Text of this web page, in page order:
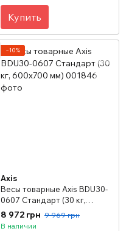
Купить
−10%
Axis
Весы товарные Axis BDU30-
0607 Стандарт (30 кг,
600х700 мм)
8 972 грн 9 969 грн
В наличии